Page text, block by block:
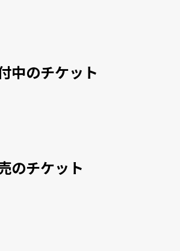
中のチケット
のチケット